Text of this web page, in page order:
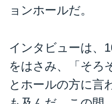
ョンホールだ。
インタビューは、
をはさみ、「そろ
とホールの方に言